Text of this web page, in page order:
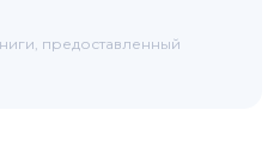
предоставленный